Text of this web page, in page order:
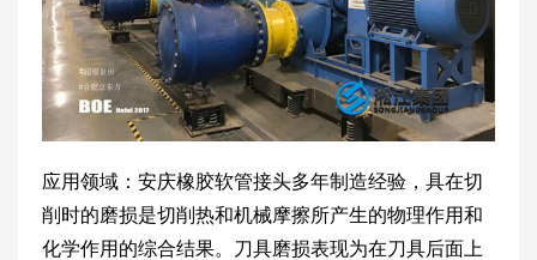
应用领域：安庆橡胶软管接头多年制造经验，具在切
削时的磨损是切削热和机械摩擦所产生的物理作用和
化学作用的综合结果。刀具磨损表现为在刀具后面上